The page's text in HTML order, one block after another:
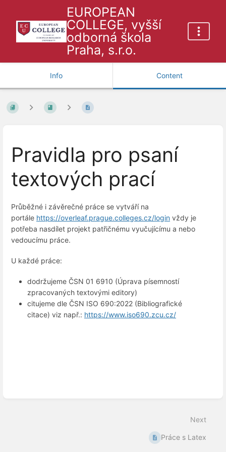
EUROPEAN
COLLEGE, vyšší
odborná škola
Praha, s.r.o.
Info Content
Pravidla pro psaní
textových prací
Průběžné i závěrečné práce se vytváří na
portále https://overleaf.prague.colleges.cz/login vždy je
potřeba nasdílet projekt patřičnému vyučujícímu a nebo
vedoucímu práce.
U každé práce:
dodržujeme ČSN 01 6910 (Úprava písemností
zpracovaných textovými editory)
citujeme dle ČSN ISO 690:2022 (Bibliografické
citace) viz např.: https://www.iso690.zcu.cz/
Next
Práce s Latex